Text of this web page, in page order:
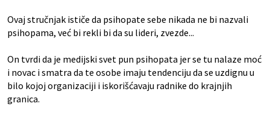
Ovaj stručnjak ističe da psihopate sebe nikada ne bi nazvali
psihopama, već bi rekli bi da su lideri, zvezde...
On tvrdi da je medijski svet pun psihopata jer se tu nalaze moć
i novac i smatra da te osobe imaju tendenciju da se uzdignu u
bilo kojoj organizaciji i iskorišćavaju radnike do krajnjih
granica.